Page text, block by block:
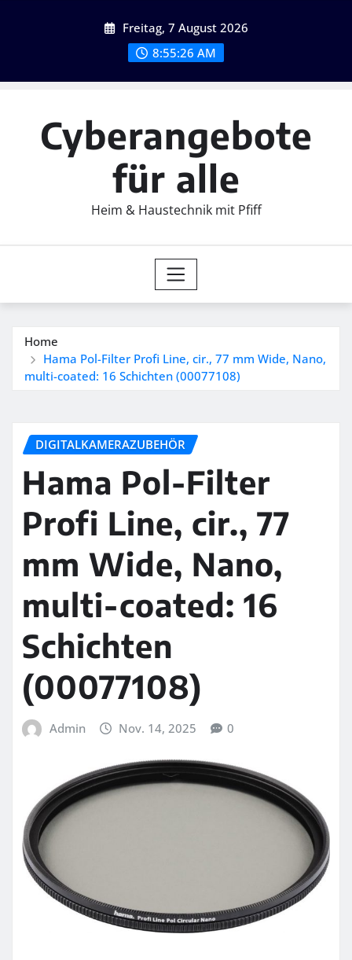
Freitag, 7 August 2026
8:55:28 AM
Cyberangebote
für alle
Heim & Haustechnik mit Pfiff
Home
Hama Pol-Filter Profi Line, cir., 77 mm Wide, Nano,
multi-coated: 16 Schichten (00077108)
DIGITALKAMERAZUBEHÖR
Hama Pol-Filter
Profi Line, cir., 77
mm Wide, Nano,
multi-coated: 16
Schichten
(00077108)
Admin Nov. 14, 2025 0